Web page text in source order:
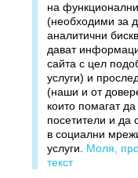
Продукти
Издателство ДОМИНО
Вашият профил
на функционални
(необходими за
аналитични
дават
сайта с цел
услуги) и
(наши и от
които помагат
посетители и да
в социални
услуги.
Моля,
текст